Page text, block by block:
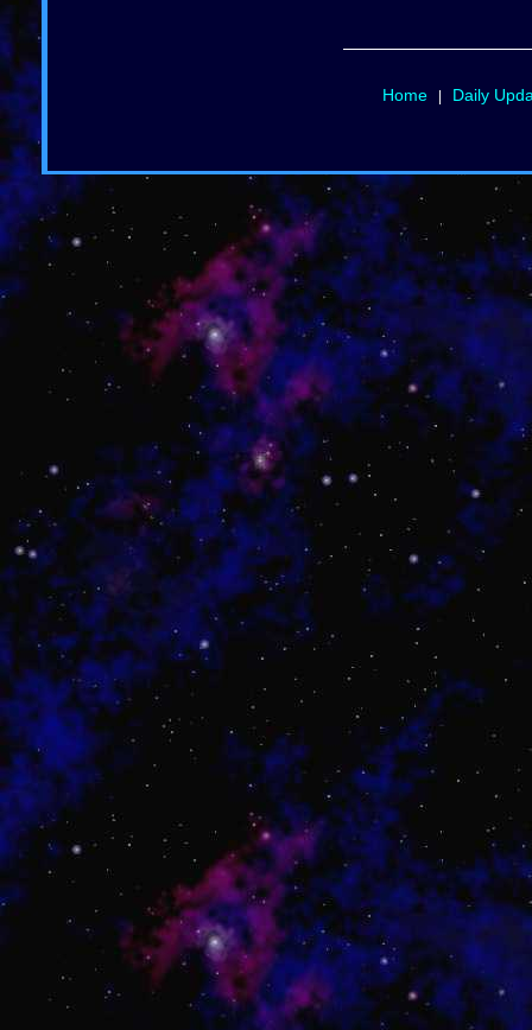
Home| Daily